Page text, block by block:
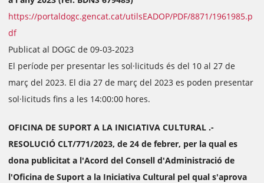
https://portaldogc.gencat.cat/utilsEADOP/PDF/8871/1961985.p
df
Publicat al DOGC de 09-03-2023
El període per presentar les sol·licituds és del 10 al 27 de
març del 2023. El dia 27 de març del 2023 es poden presentar
sol·licituds fins a les 14:00:00 hores.
OFICINA DE SUPORT A LA INICIATIVA CULTURAL .-
RESOLUCIÓ CLT/771/2023, de 24 de febrer, per la qual es
dona publicitat a l'Acord del Consell d'Administració de
l'Oficina de Suport a la Iniciativa Cultural pel qual s'aprova